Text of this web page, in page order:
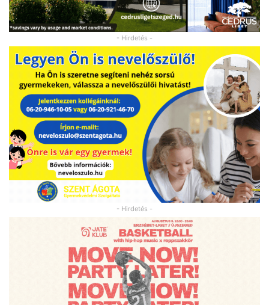
- Hirdetés -
- Hirdetés -